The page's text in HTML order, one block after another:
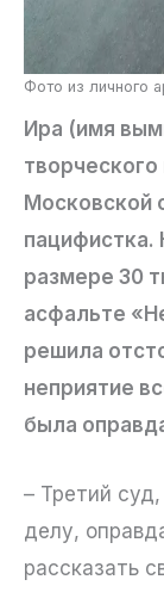
Фото из личного
Ира (имя
Московской
пацифистка.
размере 30
асфальте
решила
неприятие
была
– Третий
делу,
рассказать